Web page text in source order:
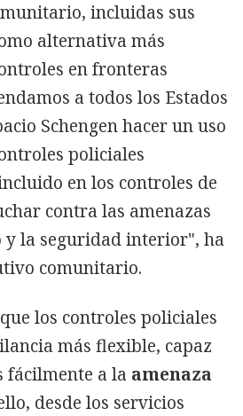
incluidas sus
alternativa más
en fronteras
a todos los Estados
Schengen hacer un uso
policiales
en los controles de
contra las amenazas
y la seguridad interior", ha
comunitario.
los controles policiales
más flexible, capaz
fácilmente a la amenaza
desde los servicios